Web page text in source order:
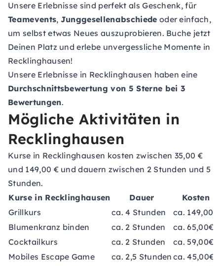
Unsere Erlebnisse sind perfekt als Geschenk, für
Teamevents, Junggesellenabschiede oder einfach,
um selbst etwas Neues auszuprobieren. Buche jetzt
Deinen Platz und erlebe unvergessliche Momente in
Recklinghausen!
Unsere Erlebnisse in Recklinghausen haben eine
Durchschnittsbewertung von 5 Sterne bei 3
Bewertungen.
Mögliche Aktivitäten in
Recklinghausen
Kurse in Recklinghausen kosten zwischen 35,00 €
und 149,00 € und dauern zwischen 2 Stunden und 5
Stunden.
Kurse in Recklinghausen
Dauer
Kosten
Grillkurs
ca. 4 Stunden
ca. 149,00€
Blumenkranz binden
ca. 2 Stunden
ca. 65,00€
Cocktailkurs
ca. 2 Stunden
ca. 59,00€
Mobiles Escape Game
ca. 2,5 Stunden ca. 45,00€